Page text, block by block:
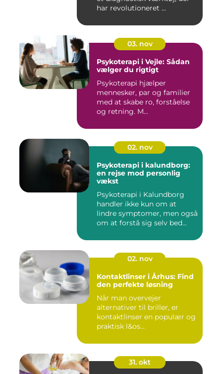
har revolutioneret ...
03. nov
Psykoterapi i Vejle: Sådan
vælger du rigtigt
Psykoterapi hjælper
mennesker, par og familier
med at skabe ro, forståelse
og retning. M...
02. nov
Psykoterapi i kalundborg:
en rejse mod personlig
vækst
Psykoterapi i Kalundborg
handler ikke kun om at
lindre symptomer, men også
om at forstå sig selv bed...
02. nov
Kontaktlinser i Århus: Find
den perfekte løsning
Når man overvejer
alternativer til briller, er
kontaktlinser en populær og
praktisk l&os...
31. okt